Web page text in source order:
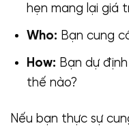
hẹn mang lại giá
Who: Bạn cung
How: Bạn dự
thế nào?
Nếu bạn thực sự